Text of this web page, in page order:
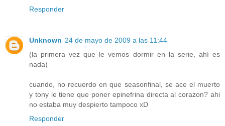
Responder
Unknown 24 de mayo de 2009 a las 11:44
(la primera vez que le vemos dormir en la serie, ahí es
nada)
cuando, no recuerdo en que seasonfinal, se ace el muerto
y tony le tiene que poner epinefrina directa al corazon? ahi
no estaba muy despierto tampoco xD
Responder